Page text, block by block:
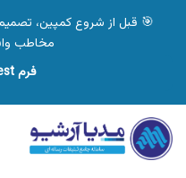
مخاطب
فرم Quick Ad Test